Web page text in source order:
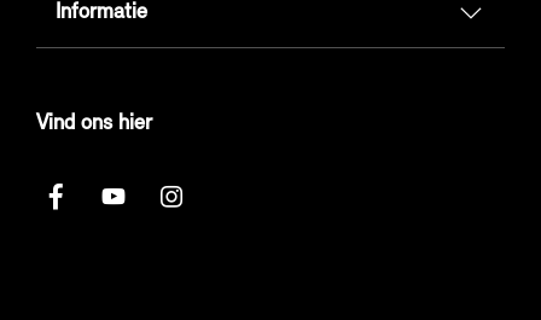
Informatie
Vind ons hier